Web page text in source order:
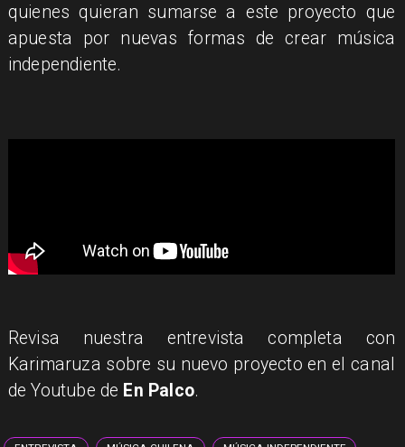
quienes quieran sumarse a este proyecto que
apuesta por nuevas formas de crear música
independiente.
Revisa nuestra entrevista completa con
Karimaruza sobre su nuevo proyecto en el canal
de Youtube de En Palco.